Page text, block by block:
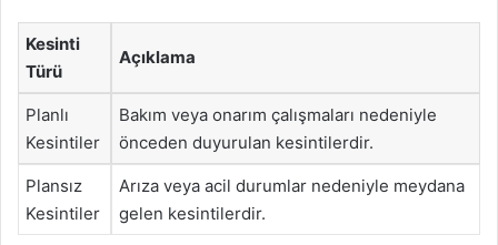
Kesinti
Türü
Açıklama
Planlı
Kesintiler
Bakım veya onarım çalışmaları nedeniyle
önceden duyurulan kesintilerdir.
Plansız
Kesintiler
Arıza veya acil durumlar nedeniyle meydana
gelen kesintilerdir.